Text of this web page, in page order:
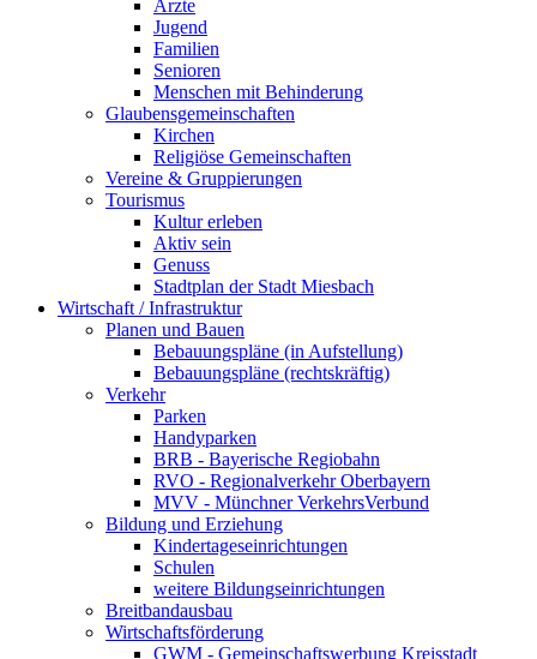
Ärzte
Jugend
Familien
Senioren
Menschen mit Behinderung
Glaubensgemeinschaften
Kirchen
Religiöse Gemeinschaften
Vereine & Gruppierungen
Tourismus
Kultur erleben
Aktiv sein
Genuss
Stadtplan der Stadt Miesbach
Wirtschaft / Infrastruktur
Planen und Bauen
Bebauungspläne (in Aufstellung)
Bebauungspläne (rechtskräftig)
Verkehr
Parken
Handyparken
BRB - Bayerische Regiobahn
RVO - Regionalverkehr Oberbayern
MVV - Münchner VerkehrsVerbund
Bildung und Erziehung
Kindertageseinrichtungen
Schulen
weitere Bildungseinrichtungen
Breitbandausbau
Wirtschaftsförderung
GWM - Gemeinschaftswerbung Kreisstadt